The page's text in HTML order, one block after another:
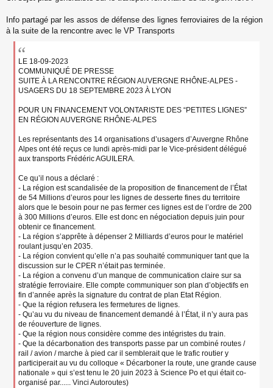
s
a
g
Info partagé par les assos de défense des lignes ferroviaires de la région
à la suite de la rencontre avec le VP Transports
LE 18-09-2023
COMMUNIQUÉ DE PRESSE
SUITE À LA RENCONTRE RÉGION AUVERGNE RHÔNE-ALPES -
USAGERS DU 18 SEPTEMBRE 2023 À LYON
POUR UN FINANCEMENT VOLONTARISTE DES “PETITES LIGNES”
EN RÉGION AUVERGNE RHÔNE-ALPES
Les représentants des 14 organisations d’usagers d’Auvergne Rhône
Alpes ont été reçus ce lundi après-midi par le Vice-président délégué
aux transports Frédéric AGUILERA.
Ce qu’il nous a déclaré :
- La région est scandalisée de la proposition de financement de l’État
de 54 Millions d’euros pour les lignes de desserte fines du territoire
alors que le besoin pour ne pas fermer ces lignes est de l’ordre de 200
à 300 Millions d’euros. Elle est donc en négociation depuis juin pour
obtenir ce financement.
- La région s’apprête à dépenser 2 Milliards d’euros pour le matériel
roulant jusqu’en 2035.
- La région convient qu’elle n’a pas souhaité communiquer tant que la
discussion sur le CPER n’était pas terminée.
- La région a convenu d’un manque de communication claire sur sa
stratégie ferroviaire. Elle compte communiquer son plan d’objectifs en
fin d’année après la signature du contrat de plan Etat Région.
- Que la région refusera les fermetures de lignes.
- Qu’au vu du niveau de financement demandé à l’État, il n’y aura pas
de réouverture de lignes.
- Que la région nous considère comme des intégristes du train.
- Que la décarbonation des transports passe par un combiné routes /
rail / avion / marche à pied car il semblerait que le trafic routier y
participerait au vu du colloque « Décarboner la route, une grande cause
nationale » qui s’est tenu le 20 juin 2023 à Science Po et qui était co-
organisé par...... Vinci Autoroutes)